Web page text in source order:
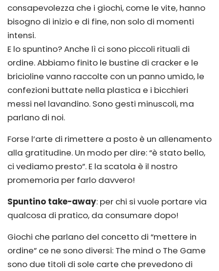
consapevolezza che i giochi, come le vite, hanno
bisogno di inizio e di fine, non solo di momenti
intensi.
E lo spuntino? Anche lì ci sono piccoli rituali di
ordine. Abbiamo finito le bustine di cracker e le
bricioline vanno raccolte con un panno umido, le
confezioni buttate nella plastica e i bicchieri
messi nel lavandino. Sono gesti minuscoli, ma
parlano di noi.
Forse l’arte di rimettere a posto è un allenamento
alla gratitudine. Un modo per dire: “è stato bello,
ci vediamo presto”. E la scatola è il nostro
promemoria per farlo davvero!
Spuntino take-away: per chi si vuole portare via
qualcosa di pratico, da consumare dopo!
Giochi che parlano del concetto di “mettere in
ordine” ce ne sono diversi: The mind o The Game
sono due titoli di sole carte che prevedono di